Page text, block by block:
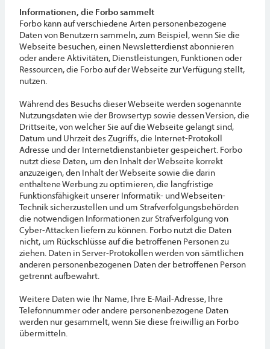
Informationen, die Forbo sammelt
Forbo kann auf verschiedene Arten personenbezogene
Daten von Benutzern sammeln, zum Beispiel, wenn Sie die
Webseite besuchen, einen Newsletterdienst abonnieren
oder andere Aktivitäten, Dienstleistungen, Funktionen oder
Ressourcen, die Forbo auf der Webseite zur Verfügung stellt,
nutzen.
Während des Besuchs dieser Webseite werden sogenannte
Nutzungsdaten wie der Browsertyp sowie dessen Version, die
Drittseite, von welcher Sie auf die Webseite gelangt sind,
Datum und Uhrzeit des Zugriffs, die Internet-Protokoll
Adresse und der Internetdienstanbieter gespeichert. Forbo
nutzt diese Daten, um den Inhalt der Webseite korrekt
anzuzeigen, den Inhalt der Webseite sowie die darin
enthaltene Werbung zu optimieren, die langfristige
Funktionsfähigkeit unserer Informatik- und Webseiten-
Technik sicherzustellen und um Strafverfolgungsbehörden
die notwendigen Informationen zur Strafverfolgung von
Cyber-Attacken liefern zu können. Forbo nutzt die Daten
nicht, um Rückschlüsse auf die betroffenen Personen zu
ziehen. Daten in Server-Protokollen werden von sämtlichen
anderen personenbezogenen Daten der betroffenen Person
getrennt aufbewahrt.
Weitere Daten wie Ihr Name, Ihre E-Mail-Adresse, Ihre
Telefonnummer oder andere personenbezogene Daten
werden nur gesammelt, wenn Sie diese freiwillig an Forbo
übermitteln.